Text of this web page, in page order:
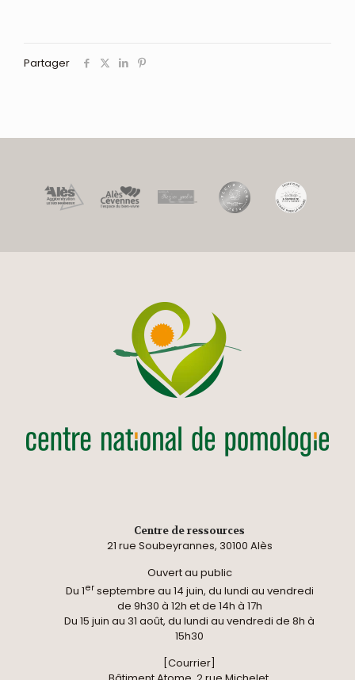
Partager
Centre de ressources
21 rue Soubeyrannes, 30100 Alès
Ouvert au public
Du 1erseptembre au 14 juin, du lundi au vendredi
de 9h30 à 12h et de 14h à 17h
Du 15 juin au 31 août, du lundi au vendredi de 8h à
15h30
[Courrier]